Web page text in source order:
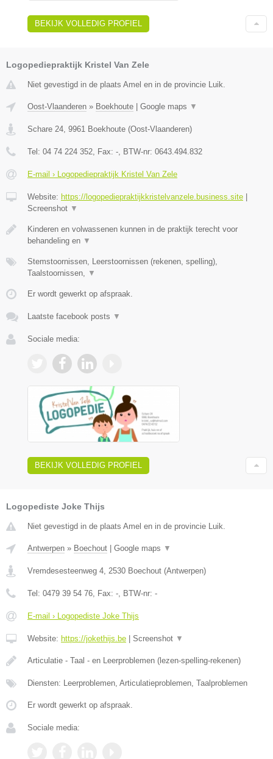
BEKIJK VOLLEDIG PROFIEL
Logopediepraktijk Kristel Van Zele
Niet gevestigd in de plaats Amel en in de provincie Luik.
Oost-Vlaanderen » Boekhoute | Google maps ▼
Schare 24 9961 Boekhoute (Oost-Vlaanderen)
Tel: 04 74 224 352 , Fax: - , BTW-nr: 0643.494.832
E-mail › Logopediepraktijk Kristel Van Zele
Website: https://logopediepraktijkkristelvanzele.business.site |
Screenshot ▼
Kinderen en volwassenen kunnen in de praktijk terecht voor
behandeling en ▼
Stemstoornissen, Leerstoornissen (rekenen, spelling),
Taalstoornissen,
▼
Er wordt gewerkt op afspraak.
Laatste facebook posts ▼
Sociale media:
BEKIJK VOLLEDIG PROFIEL
Logopediste Joke Thijs
Niet gevestigd in de plaats Amel en in de provincie Luik.
Antwerpen » Boechout Google maps ▼
Vremdesesteenweg 4 2530 Boechout (Antwerpen)
Tel: 0479 39 54 76 , Fax: - , BTW-nr: -
E-mail › Logopediste Joke Thijs
Website: https://jokethijs.be Screenshot ▼
Articulatie - Taal - en Leerproblemen (lezen-spelling-rekenen)
Diensten: Leerproblemen, Articulatieproblemen, Taalproblemen
Er wordt gewerkt op afspraak.
Sociale media: